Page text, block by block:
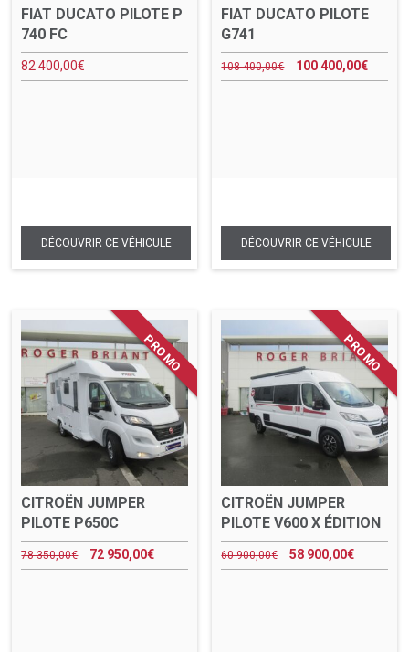
FIAT DUCATO PILOTE P
740 FC
82 400,00€
FIAT DUCATO PILOTE
G741
108 400,00€ 100 400,00€
CITROËN JUMPER
PILOTE P650C
78 350,00€ 72 950,00€
CITROËN JUMPER
PILOTE V600 X ÉDITION
60 900,00€ 58 900,00€